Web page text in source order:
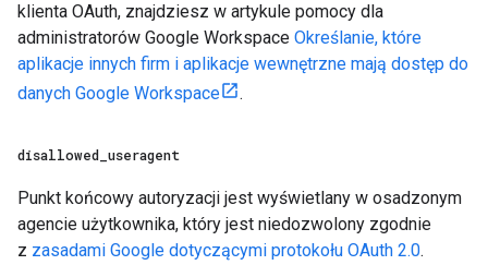
klienta OAuth, znajdziesz w artykule pomocy dla
administratorów Google Workspace Określanie, które
aplikacje innych firm i aplikacje wewnętrzne mają dostęp do
danych Google Workspace
.
disallowed useragent
Punkt końcowy autoryzacji jest wyświetlany w osadzonym
agencie użytkownika, który jest niedozwolony zgodnie
z zasadami Google dotyczącymi protokołu OAuth 2.0.